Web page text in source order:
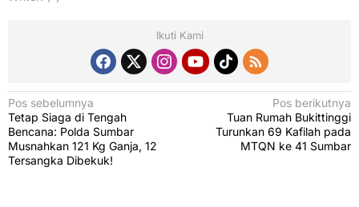
Ikuti Kami
N
a
v
Pos sebelumnya
Tetap Siaga di Tengah
Bencana: Polda Sumbar
Musnahkan 121 Kg Ganja, 12
Tersangka Dibekuk!
Pos berikutnya
Tuan Rumah Bukittinggi
Turunkan 69 Kafilah pada
MTQN ke 41 Sumbar